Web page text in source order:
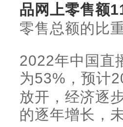
品网上零售额
零售总额的比
2022年中国直
为53%，预计
放开，经济逐
的逐年增长，